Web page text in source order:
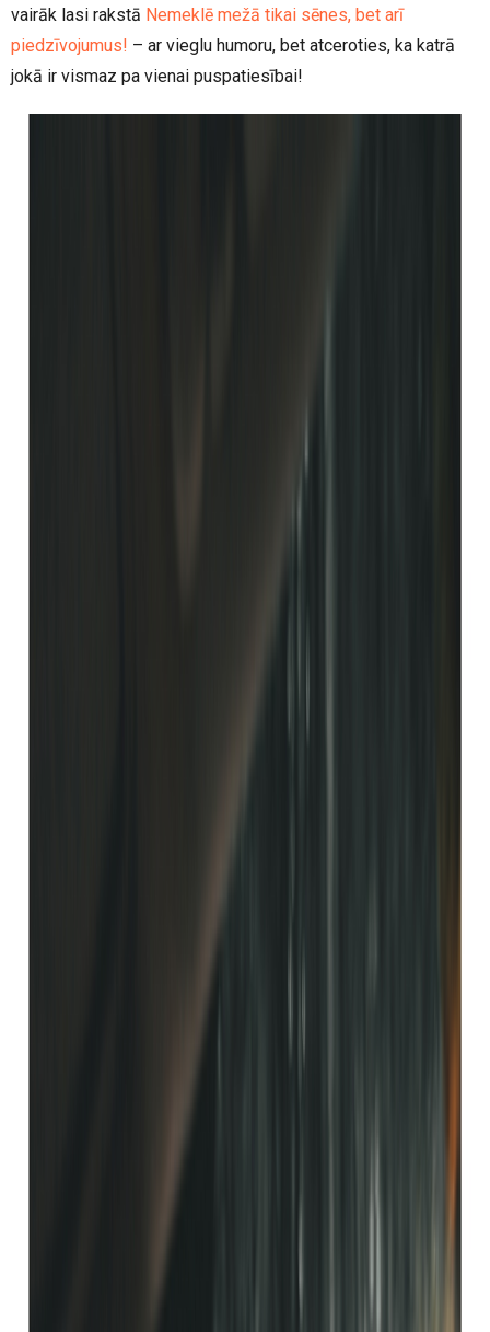
vairāk lasi rakstā Nemeklē mežā tikai sēnes, bet arī
piedzīvojumus! – ar vieglu humoru, bet atceroties, ka katrā
jokā ir vismaz pa vienai puspatiesībai!